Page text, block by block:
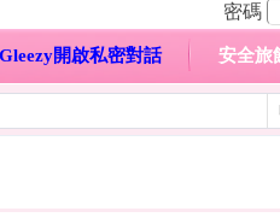
密碼
開啟私密對話 安全旅